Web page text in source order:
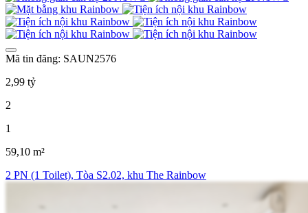
Mã tin đăng: SAUN2576
2,99 tỷ
2
1
59,10 m²
2 PN (1 Toilet), Tòa S2.02, khu The Rainbow